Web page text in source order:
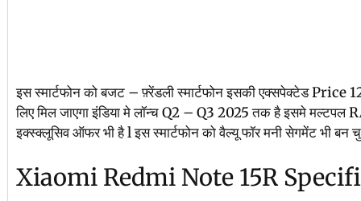
इस स्मार्टफोन को बजट – फ़्रेंडली स्मार्टफोन इसकी एक्सपेक्टेड
लिए मिल जाएगा इंडिया मे लॉन्च Q2 – Q3 2025 तक है इसमे
इक्स्क्लूसिव ऑफर भी है l इस स्मार्टफोन को वैल्यू फॉर मनी सेगमेंट भी बन
Xiaomi Redmi Note 15R